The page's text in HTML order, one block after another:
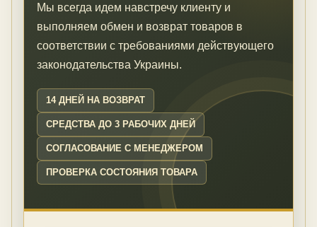
Мы всегда идем навстречу клиенту и
выполняем обмен и возврат товаров в
соответствии с требованиями действующего
законодательства Украины.
14 ДНЕЙ НА ВОЗВРАТ
СРЕДСТВА ДО 3 РАБОЧИХ ДНЕЙ
СОГЛАСОВАНИЕ С МЕНЕДЖЕРОМ
ПРОВЕРКА СОСТОЯНИЯ ТОВАРА